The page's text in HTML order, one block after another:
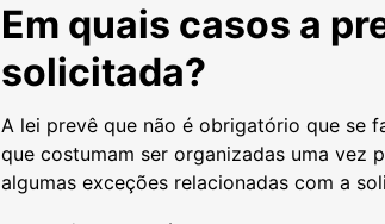
Em quais casos a
solicitada?
A lei prevê que não é obrigatório que se
que costumam ser organizadas uma vez
algumas exceções relacionadas com a